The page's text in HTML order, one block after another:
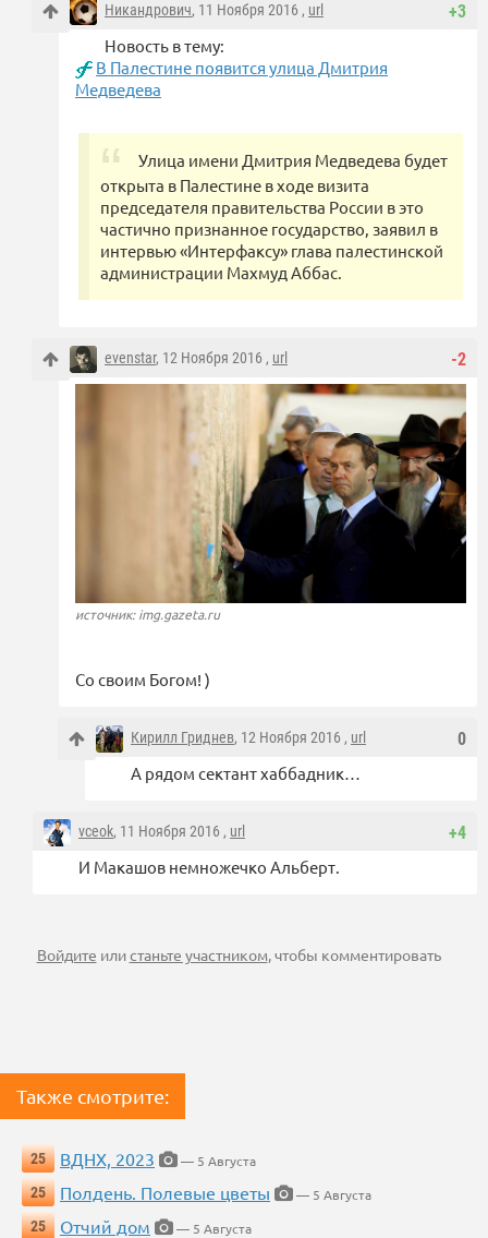
+3
Никандрович, 11 Ноября 2016 , url
Новость в тему:
В Палестине появится улица Дмитрия
Медведева
Улица имени Дмитрия Медведева будет
открыта в Палестине в ходе визита
председателя правительства России в это
частично признанное государство, заявил в
интервью «Интерфаксу» глава палестинской
администрации Махмуд Аббас.
-2
evenstar, 12 Ноября 2016 , url
источник: img.gazeta.ru
Со своим Богом! )
0
Кирилл Гриднев, 12 Ноября 2016 , url
А рядом сектант хаббадник…
+4
vceok, 11 Ноября 2016 , url
И Макашов немножечко Альберт.
Войдите илистаньте участником, чтобы комментировать
Также смотрите:
25 ВДНХ, 2023
— 5 Августа
25
Полдень. Полевые цветы
— 5 Августа
25
Отчий дом
— 5 Августа